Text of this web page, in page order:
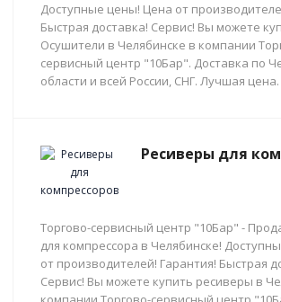
Доступные цены! Цена от
Быстрая доставка! Сервис! Вы можете
Осушители в Челябинске в компании
сервисный центр "10Бар". Доставка по
области и всей России, СНГ. Лучшая
Ресиверы для
Торгово-сервисный центр "10Бар" -
для компрессора в Челябинске!
от производителей! Гарантия! Быстрая
Сервис! Вы можете купить ресиверы в